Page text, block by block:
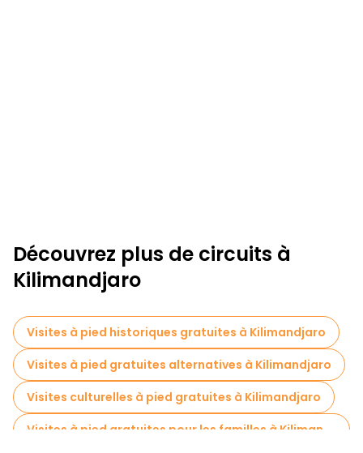
Découvrez plus de circuits à
Kilimandjaro
Visites à pied historiques gratuites à Kilimandjaro
Visites à pied gratuites alternatives à Kilimandjaro
Visites culturelles à pied gratuites à Kilimandjaro